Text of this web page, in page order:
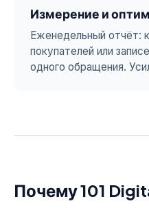
Измерение и
Еженедельный отчёт:
покупателей или
одного обращения.
Почему 101